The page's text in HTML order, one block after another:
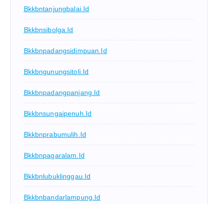
Bkkbntanjungbalai.id
Bkkbnsibolga.id
Bkkbnpadangsidimpuan.id
Bkkbngunungsitoli.id
Bkkbnpadangpanjang.id
Bkkbnsungaipenuh.id
Bkkbnprabumulih.id
Bkkbnpagaralam.id
Bkkbnlubuklinggau.id
Bkkbnbandarlampung.id